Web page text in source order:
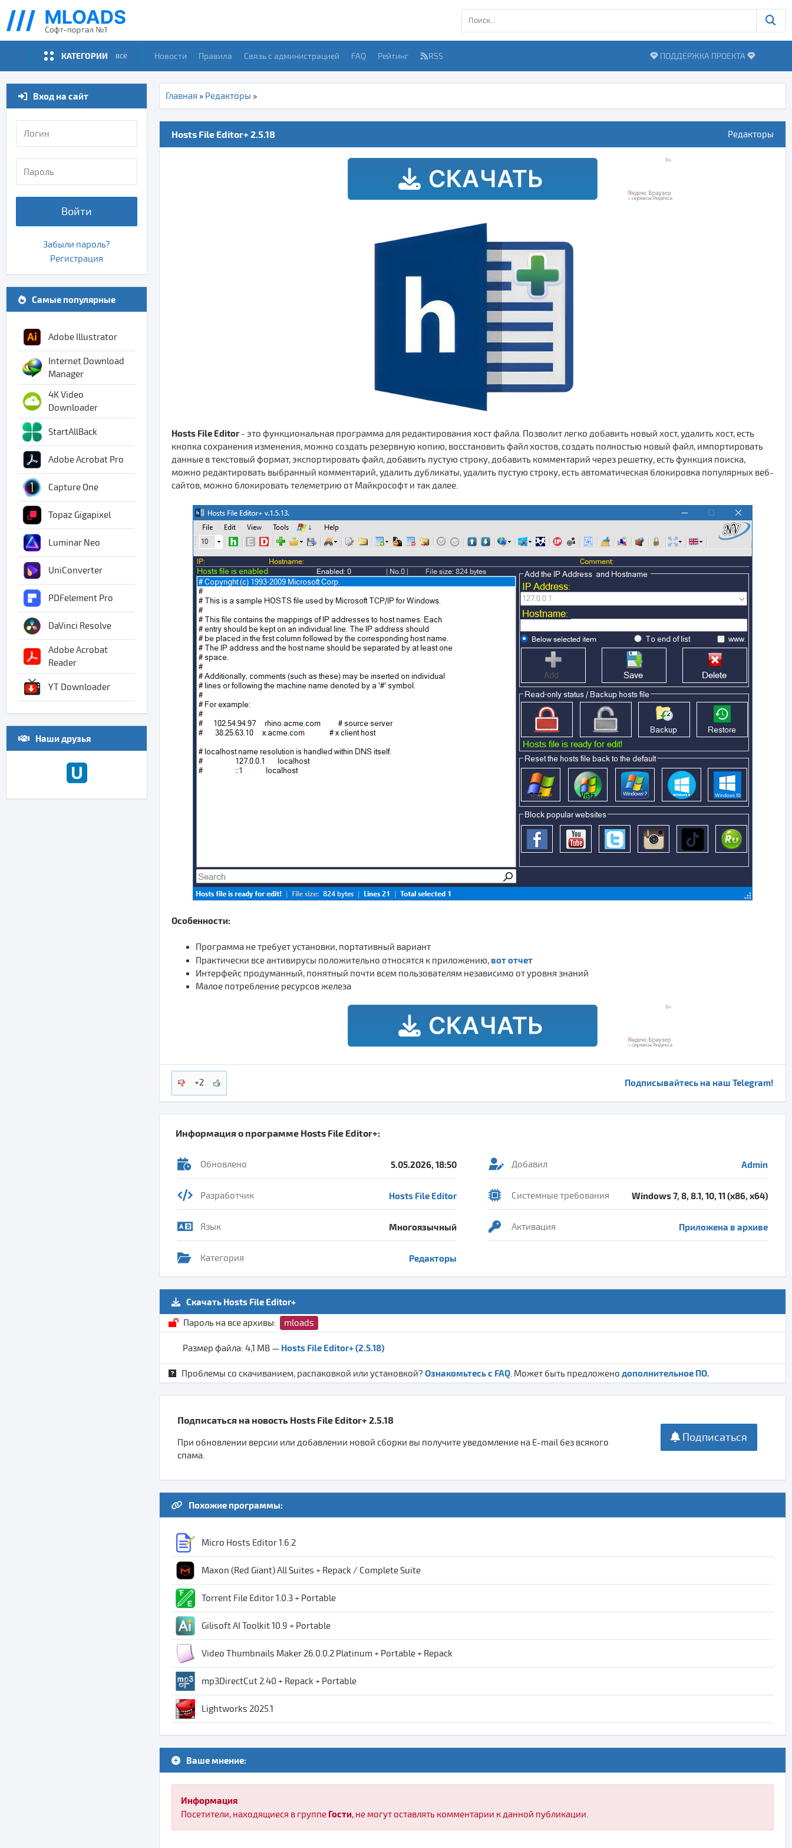
ПОДДЕРЖКА ПРОЕКТА
КАТЕГОРИИ все Новости Правила Связь с администрацией FAQ Рейтинг RSS
Главная » Редакторы »
Hosts File Editor+ 2.5.18 Редакторы
Hosts File Editor- это функциональная программа для редактирования хост файла. Позволит легко добавить новый хост, удалить хост, есть
кнопка сохранения изменения, можно создать резервную копию, восстановить файл хостов, создать полностью новый файл, импортировать
данные в текстовый формат, экспортировать файл, добавить пустую строку, добавить комментарий через решетку, есть функция поиска,
можно редактировать выбранный комментарий, удалить дубликаты, удалить пустую строку, есть автоматическая блокировка популярных веб-
сайтов, можно блокировать телеметрию от Майкрософт и так далее.
Особенности:
Программа не требует установки, портативный вариант
Практически все антивирусы положительно относятся к приложению, вот отчет
Интерфейс продуманный, понятный почти всем пользователям независимо от уровня знаний
Малое потребление ресурсов железа
+2 Подписывайтесь на наш Telegram!
Информация о программе Hosts File Editor+:
Обновлено 5.05.2026, 18:50 Добавил Admin
Разработчик Hosts File Editor Системные требования Windows 7, 8, 8.1, 10, 11 (x86, x64)
Язык Многоязычный Активация Приложена в архиве
Категория Редакторы
Скачать Hosts File Editor+
Пароль на все архивы:
mloads
Размер файла: 4,1 MB — Hosts File Editor+ (2.5.18)
Проблемы со скачиванием, распаковкой или установкой? Ознакомьтесь с FAQ. Может быть предложено дополнительное ПО.
Подписаться на новость Hosts File Editor+ 2.5.18
При обновлении версии или добавлении новой сборки вы получите уведомление на E-mail без всякого
спама.
Подписаться
Похожие программы:
Micro Hosts Editor 1.6.2
Maxon (Red Giant) All Suites + Repack / Complete Suite
Torrent File Editor 1.0.3 + Portable
Gilisoft AI Toolkit 10.9 + Portable
Video Thumbnails Maker 26.0.0.2 Platinum + Portable + Repack
mp3DirectCut 2.40 + Repack + Portable
Lightworks 2025.1
Ваше мнение:
Информация
Посетители, находящиеся в группе Гости, не могут оставлять комментарии к данной публикации.
Вход на сайт
Войти
Забыли пароль?
Регистрация
Самые популярные
Adobe Illustrator
Internet Download
Manager
4K Video
Downloader
StartAllBack
Adobe Acrobat Pro
Capture One
Topaz Gigapixel
Luminar Neo
UniConverter
PDFelement Pro
DaVinci Resolve
Adobe Acrobat
Reader
YT Downloader
Наши друзья